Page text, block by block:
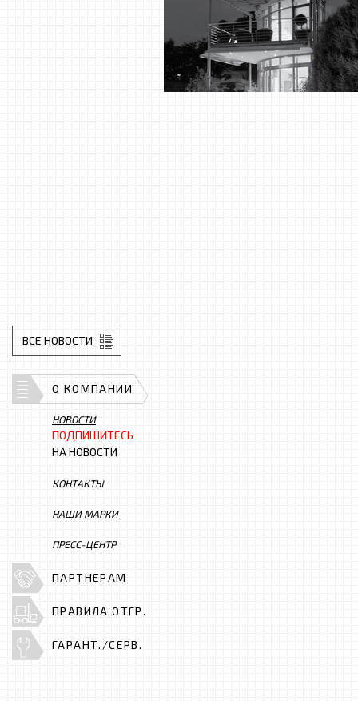
ВСЕ НОВОСТИ
О КОМПАНИИ
НОВОСТИ
ПОДПИШИТЕСЬ
НА НОВОСТИ
КОНТАКТЫ
НАШИ МАРКИ
ПРЕСС-ЦЕНТР
ПАРТНЕРАМ
ПРАВИЛА ОТГР.
ГАРАНТ./СЕРВ.